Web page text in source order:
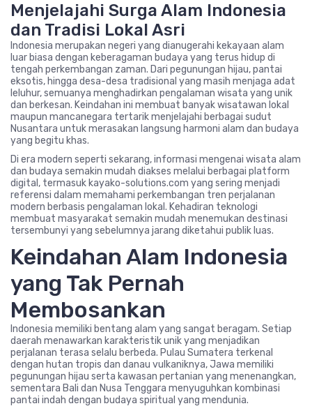
Menjelajahi Surga Alam Indonesia
dan Tradisi Lokal Asri
Indonesia merupakan negeri yang dianugerahi kekayaan alam
luar biasa dengan keberagaman budaya yang terus hidup di
tengah perkembangan zaman. Dari pegunungan hijau, pantai
eksotis, hingga desa-desa tradisional yang masih menjaga adat
leluhur, semuanya menghadirkan pengalaman wisata yang unik
dan berkesan. Keindahan ini membuat banyak wisatawan lokal
maupun mancanegara tertarik menjelajahi berbagai sudut
Nusantara untuk merasakan langsung harmoni alam dan budaya
yang begitu khas.
Di era modern seperti sekarang, informasi mengenai wisata alam
dan budaya semakin mudah diakses melalui berbagai platform
digital, termasuk kayako-solutions.com yang sering menjadi
referensi dalam memahami perkembangan tren perjalanan
modern berbasis pengalaman lokal. Kehadiran teknologi
membuat masyarakat semakin mudah menemukan destinasi
tersembunyi yang sebelumnya jarang diketahui publik luas.
Keindahan Alam Indonesia
yang Tak Pernah
Membosankan
Indonesia memiliki bentang alam yang sangat beragam. Setiap
daerah menawarkan karakteristik unik yang menjadikan
perjalanan terasa selalu berbeda. Pulau Sumatera terkenal
dengan hutan tropis dan danau vulkaniknya, Jawa memiliki
pegunungan hijau serta kawasan pertanian yang menenangkan,
sementara Bali dan Nusa Tenggara menyuguhkan kombinasi
pantai indah dengan budaya spiritual yang mendunia.